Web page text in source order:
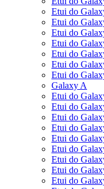
Etui do
Etui do
Etui do
Etui do
Etui do
Etui do
Etui do
Galaxy A
Etui do
Etui do
Etui do
Etui do
Etui do
Etui do
Etui do
Etui do
Etui do